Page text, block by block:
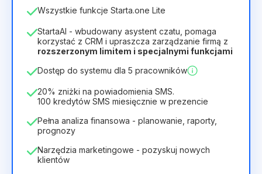
Liczba pracowników
Czas trwania licencji
12 Months(zniżka -25%) Opłacalny
40zł28zł miesiąc
336zł za 12 Months
Wszystkie funkcje Starta.one Lite
StartaAI - wbudowany asystent czatu, pomaga
korzystać z CRM i upraszcza zarządzanie firmą z
rozszerzonym limitem i specjalnymi funkcjami
Dostęp do systemu dla 5 pracowników
20% zniżki na powiadomienia SMS.
100 kredytów SMS miesięcznie w prezencie
Pełna analiza finansowa - planowanie, raporty,
prognozy
Narzędzia marketingowe - pozyskuj nowych
klientów